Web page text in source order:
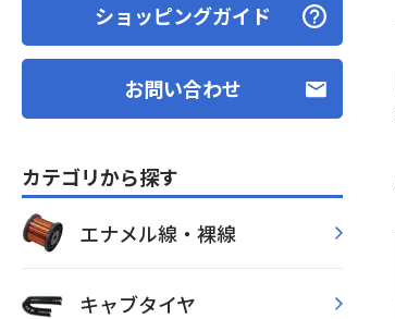
ショッピングガイド
お問い合わせ
カテゴリから探す
エナメル線・裸線
キャブタイヤ